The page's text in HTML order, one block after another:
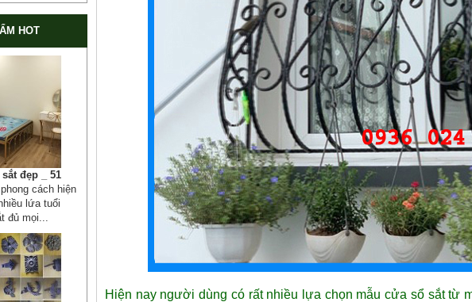
HOT
đẹp _ 51
cách hiện
lứa tuổi
đủ mọi...
Hiện nay người dùng có rất nhiều lựa chọn mẫu cửa sổ sắt từ